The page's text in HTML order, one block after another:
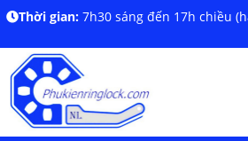
Thời gian: 7h30 sáng đến 17h chiều